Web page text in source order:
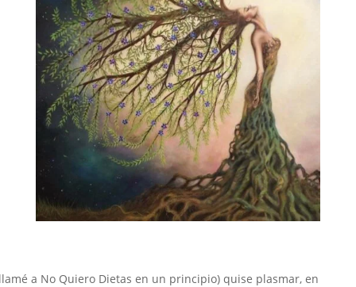
a No Quiero Dietas en un principio) quise plasmar, en